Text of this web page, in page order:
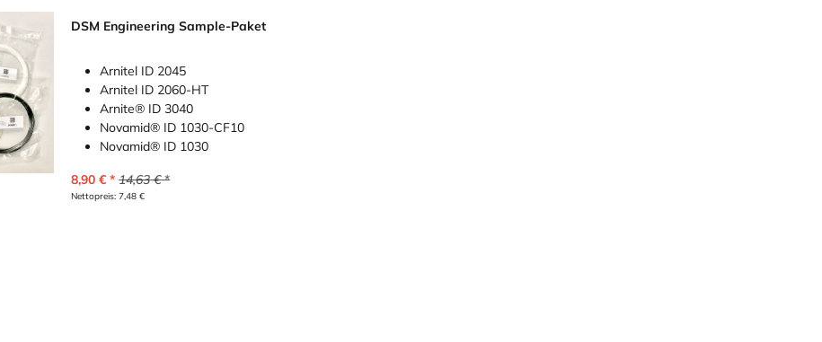
DSM Engineering Sample-Paket
Arnitel ID 2045
Arnitel ID 2060-HT
Arnite® ID 3040
Novamid® ID 1030-CF10
Novamid® ID 1030
8,90 € 14,63€
Nettopreis:7,48 €